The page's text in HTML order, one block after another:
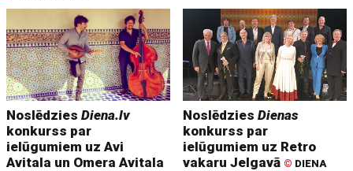
NoslēdziesDiena.lv
konkurss par
ielūgumiem uz Avi
Avitala un Omera Avitala
NoslēdziesDienas
konkurss par
ielūgumiem uz Retro
vakaru Jelgavā © DIENA